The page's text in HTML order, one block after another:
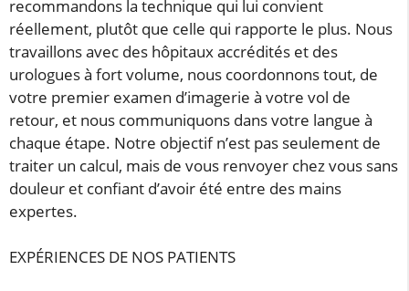
recommandons la technique qui lui convient
réellement, plutôt que celle qui rapporte le plus. Nous
travaillons avec des hôpitaux accrédités et des
urologues à fort volume, nous coordonnons tout, de
votre premier examen d’imagerie à votre vol de
retour, et nous communiquons dans votre langue à
chaque étape. Notre objectif n’est pas seulement de
traiter un calcul, mais de vous renvoyer chez vous sans
douleur et confiant d’avoir été entre des mains
expertes.
EXPÉRIENCES DE NOS PATIENTS